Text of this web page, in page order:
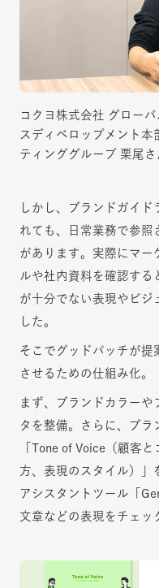
コクヨ株式会社 グロー
スディベロップメント本
ティンググループ 栗尾さ
しかし、ブランドガイ
れても、日常業務で参照
があります。実際にマー
ルや社内資料を確認する
が十分でない表現やビジ
した。
そこでグッドパッチが提
させるための仕組み化。
まず、ブランドカラーや
タを整備。さらに、ブラ
「Tone of Voice（顧客
方、表現のスタイル）」
アシスタントツール「
文章などの表現をチェッ